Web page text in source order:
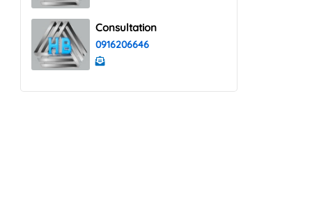
Consultation
0916206646